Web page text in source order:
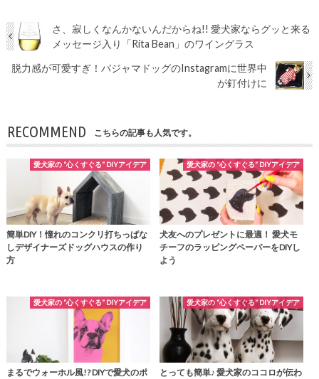
さ、寂しくなんかないんだからね!! 愛犬家ならグッと来る
メッセージ入り「Rita Bean」のワイングラス
脱力感が可愛すぎ！パジャマドッグのInstagramに世界中
が釘付けに
RECOMMEND こちらの記事も人気です。
愛犬家の “心くすぐる” DIYアイデア
簡単DIY！憧れのコンクリ打ちっぱな
しデザイナーズドッグハウスの作り
方
愛犬家の “心くすぐる” DIYアイデア
犬友へのプレゼントに最適！ 愛犬モ
チーフのラッピングペーパーをDIYし
よう
愛犬家の “心くすぐる” DIYアイデア
まるでウォーホル風!? DIYで愛犬のポ
愛犬家の “心くすぐる” DIYアイデア
とっても簡単♪ 愛犬家のココロが伝わ